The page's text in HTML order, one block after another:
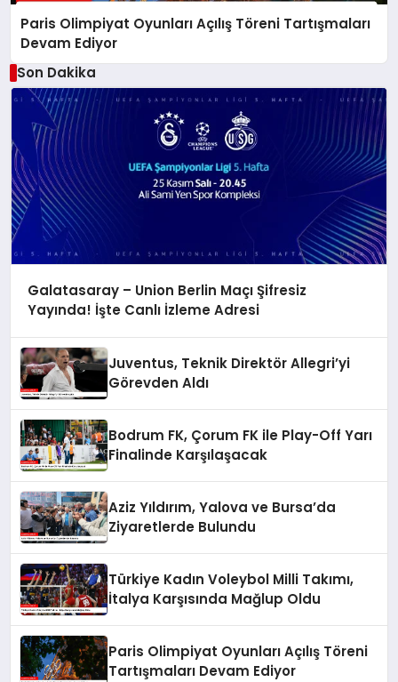
Paris Olimpiyat Oyunları Açılış Töreni Tartışmaları
Devam Ediyor
Son Dakika
Galatasaray – Union Berlin Maçı Şifresiz
Yayında! İşte Canlı İzleme Adresi
Juventus, Teknik Direktör Allegri’yi
Görevden Aldı
Bodrum FK, Çorum FK ile Play-Off Yarı
Finalinde Karşılaşacak
Aziz Yıldırım, Yalova ve Bursa’da
Ziyaretlerde Bulundu
Türkiye Kadın Voleybol Milli Takımı,
İtalya Karşısında Mağlup Oldu
Paris Olimpiyat Oyunları Açılış Töreni
Tartışmaları Devam Ediyor